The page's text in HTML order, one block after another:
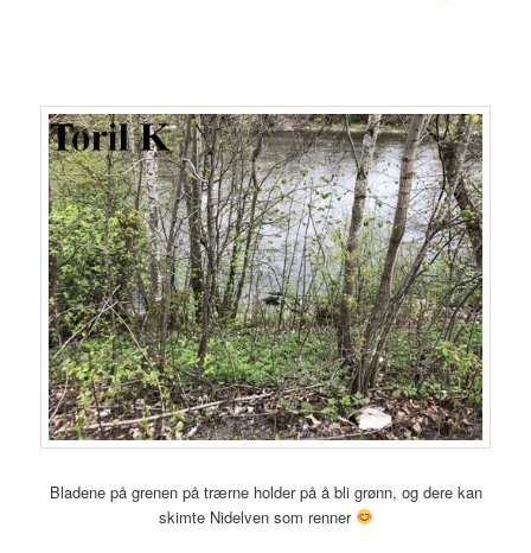
Bladene på grenen på trærne holder på å bli grønn, og dere kan
skimte Nidelven som renner